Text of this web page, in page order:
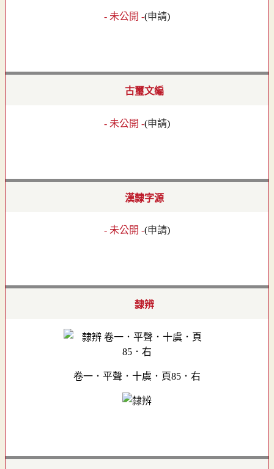
- 未公開 -(申請)
古璽文編
- 未公開 -(申請)
漢隸字源
- 未公開 -(申請)
隸辨
卷一．平聲．十虞．頁85．右